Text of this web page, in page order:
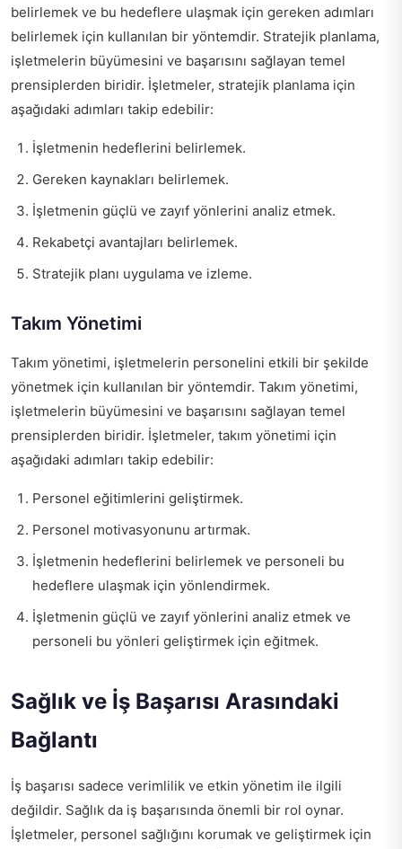
belirlemek ve bu hedeflere ulaşmak için gereken adımları
belirlemek için kullanılan bir yöntemdir. Stratejik planlama,
işletmelerin büyümesini ve başarısını sağlayan temel
prensiplerden biridir. İşletmeler, stratejik planlama için
aşağıdaki adımları takip edebilir:
İşletmenin hedeflerini belirlemek.
Gereken kaynakları belirlemek.
İşletmenin güçlü ve zayıf yönlerini analiz etmek.
Rekabetçi avantajları belirlemek.
Stratejik planı uygulama ve izleme.
Takım Yönetimi
Takım yönetimi, işletmelerin personelini etkili bir şekilde
yönetmek için kullanılan bir yöntemdir. Takım yönetimi,
işletmelerin büyümesini ve başarısını sağlayan temel
prensiplerden biridir. İşletmeler, takım yönetimi için
aşağıdaki adımları takip edebilir:
Personel eğitimlerini geliştirmek.
Personel motivasyonunu artırmak.
İşletmenin hedeflerini belirlemek ve personeli bu
hedeflere ulaşmak için yönlendirmek.
İşletmenin güçlü ve zayıf yönlerini analiz etmek ve
personeli bu yönleri geliştirmek için eğitmek.
Sağlık ve İş Başarısı Arasındaki
Bağlantı
İş başarısı sadece verimlilik ve etkin yönetim ile ilgili
değildir. Sağlık da iş başarısında önemli bir rol oynar.
İşletmeler, personel sağlığını korumak ve geliştirmek için